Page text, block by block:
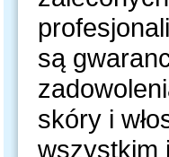
są
skóry i
wszystkim